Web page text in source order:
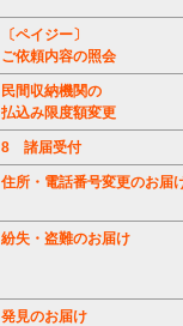
〔ペイジー〕
ご依頼内容の照会
民間収納機関の
払込み限度額変更
8 諸届受付
住所・電話番号変更のお届
紛失・盗難のお届け
発見のお届け